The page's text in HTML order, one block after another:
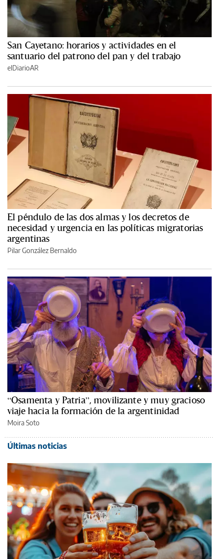
San Cayetano: horarios y actividades en el
santuario del patrono del pan y del trabajo
elDiarioAR
El péndulo de las dos almas y los decretos de
necesidad y urgencia en las políticas migratorias
argentinas
Pilar González Bernaldo
“Osamenta y Patria”, movilizante y muy gracioso
viaje hacia la formación de la argentinidad
Moira Soto
Últimas noticias